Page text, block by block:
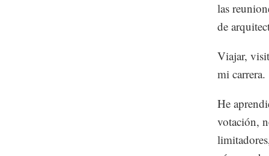
las
de
Viajar,
mi carrera.
He
votación,